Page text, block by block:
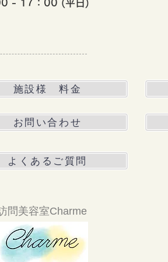
- 17：00 (平日)
施設様 料金
お問い合わせ
よくあるご質問
問美容室Charme